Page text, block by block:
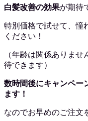
白髪改善の効果が期待
特別価格で試せて、憧
ください！
（年齢は関係ありま
待できます）
数時間後にキャンペー
ます！
なのでお早めのご注文